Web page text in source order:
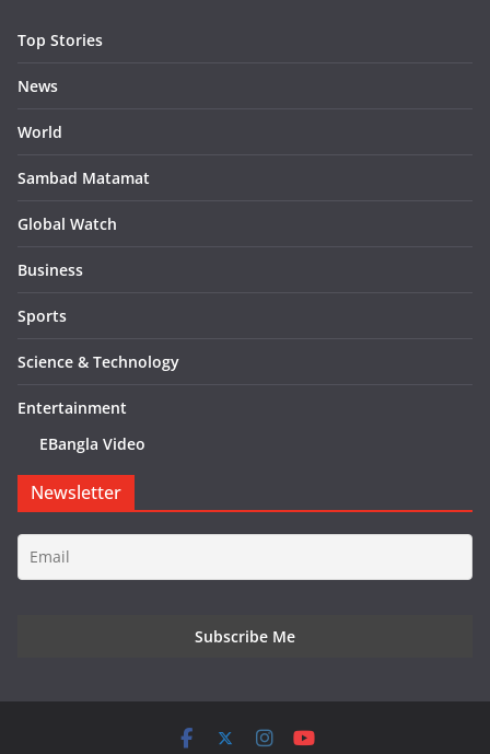
Top Stories
News
World
Sambad Matamat
Global Watch
Business
Sports
Science & Technology
Entertainment
EBangla Video
Newsletter